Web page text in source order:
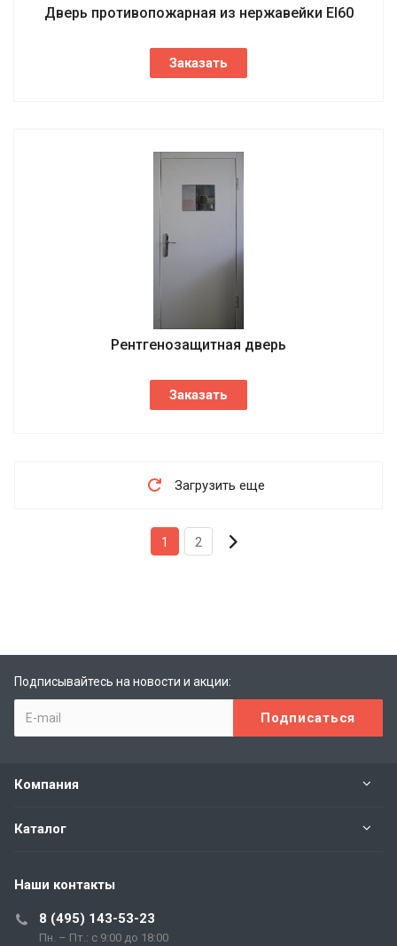
Дверь противопожарная из нержавейки EI60
Заказать
Рентгенозащитная дверь
Заказать
Загрузить еще
1 2
Подписывайтесь на новости и акции:
Компания
Каталог
Наши контакты
8 (495) 143-53-23
Пн. – Пт.: с 9:00 до 18:00